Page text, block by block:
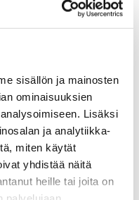
sisällön ja mainosten
ominaisuuksien
Lisäksi
ja analytiikka-
miten käytät
yhdistää näitä
heille tai joita on
pakollista, mutta
oppiminen ja
ja ne näkyvät
Koulutukset